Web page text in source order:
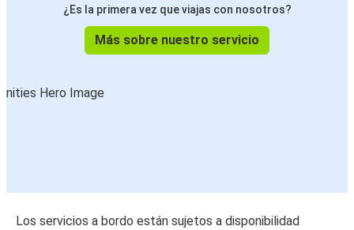
¿Es la primera vez que viajas con nosotros?
Más sobre nuestro servicio
Los servicios a bordo están sujetos a disponibilidad